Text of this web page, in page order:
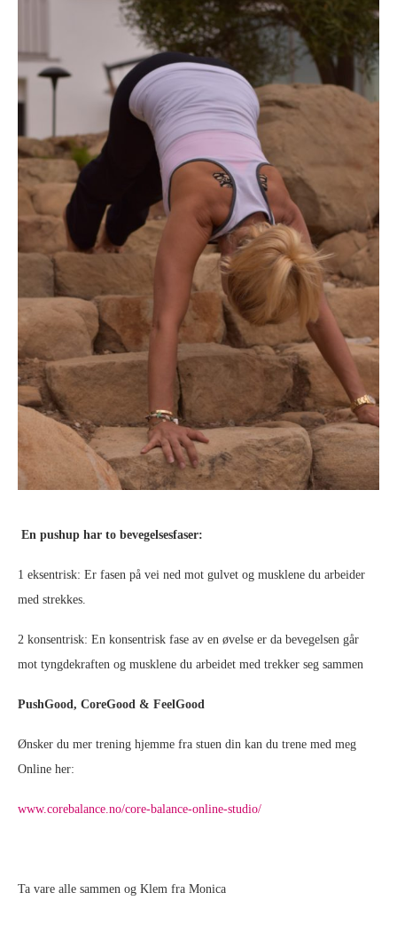
En pushup har to bevegelsesfaser:
1 eksentrisk: Er fasen på vei ned mot gulvet og musklene du arbeider
med strekkes.
2 konsentrisk: En konsentrisk fase av en øvelse er da bevegelsen går
mot tyngdekraften og musklene du arbeidet med trekker seg sammen
PushGood, CoreGood & FeelGood
Ønsker du mer trening hjemme fra stuen din kan du trene med meg
Online her:
www.corebalance.no/core-balance-online-studio/
Ta vare alle sammen og Klem fra Monica